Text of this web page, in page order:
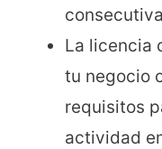
La licencia
tu negocio
requisitos
actividad